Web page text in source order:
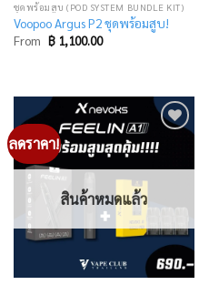
ชุดพร้อมสูบ (POD SYSTEM BUNDLE KIT)
Voopoo Argus P2 ชุดพร้อมสูบ!
From ฿1,100.00
ลดราคา!
wishlist
สินค้าหมดแล้ว